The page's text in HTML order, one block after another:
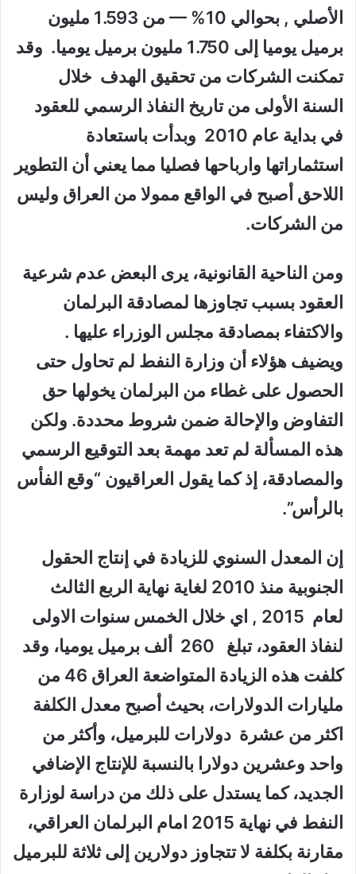
الأصلي , بحوالي 10% — من 1.593 مليون
برميل يوميا إلى 1.750 مليون برميل يوميا. وقد
تمكنت الشركات من تحقيق الهدف خلال
السنة الأولى من تاريخ النفاذ الرسمي للعقود
في بداية عام 2010 وبدأت باستعادة
استثماراتها وارباحها فصليا مما يعني أن التطوير
اللاحق أصبح في الواقع ممولا من العراق وليس
من الشركات.
ومن الناحية القانونية، يرى البعض عدم شرعية
العقود بسبب تجاوزها لمصادقة البرلمان
والاكتفاء بمصادقة مجلس الوزراء عليها .
ويضيف هؤلاء أن وزارة النفط لم تحاول حتى
الحصول على غطاء من البرلمان يخولها حق
التفاوض والإحالة ضمن شروط محددة. ولكن
هذه المسألة لم تعد مهمة بعد التوقيع الرسمي
والمصادقة، إذ كما يقول العراقيون “وقع الفأس
بالرأس”.
إن المعدل السنوي للزيادة في إنتاج الحقول
الجنوبية منذ 2010 لغاية نهاية الربع الثالث
لعام 2015 , اي خلال الخمس سنوات الاولى
لنفاذ العقود، تبلغ 260 ألف برميل يوميا، وقد
كلفت هذه الزيادة المتواضعة العراق 46 من
مليارات الدولارات، بحيث أصبح معدل الكلفة
اكثر من عشرة دولارات للبرميل، وأكثر من
واحد وعشرين دولارا بالنسبة للإنتاج الإضافي
الجديد، كما يستدل على ذلك من دراسة لوزارة
النفط في نهاية 2015 امام البرلمان العراقي،
مقارنة بكلفة لا تتجاوز دولارين إلى ثلاثة للبرميل